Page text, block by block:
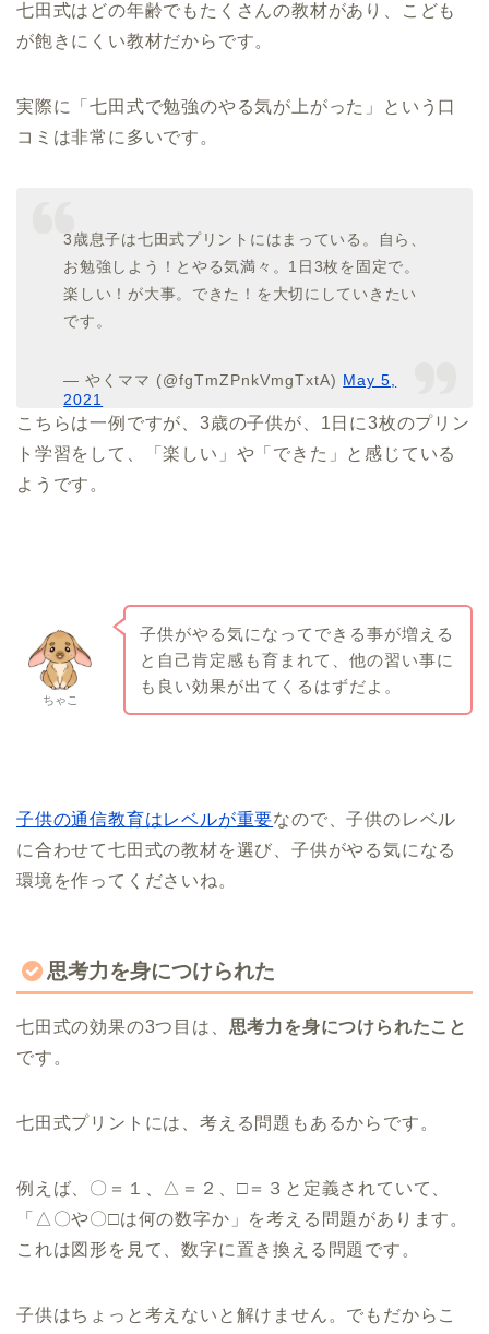
七田式はどの年齢でもたくさんの教材があり、こども
が飽きにくい教材だからです。
実際に「七田式で勉強のやる気が上がった」という口
コミは非常に多いです。
3歳息子は七田式プリントにはまっている。自ら、
お勉強しよう！とやる気満々。1日3枚を固定で。
楽しい！が大事。できた！を大切にしていきたい
です。
— やくママ (@fgTmZPnkVmgTxtA) May 5,
2021
こちらは一例ですが、3歳の子供が、1日に3枚のプリン
ト学習をして、「楽しい」や「できた」と感じている
ようです。
ちゃこ
子供がやる気になってできる事が増える
と自己肯定感も育まれて、他の習い事に
も良い効果が出てくるはずだよ。
子供の通信教育はレベルが重要なので、子供のレベル
に合わせて七田式の教材を選び、子供がやる気になる
環境を作ってくださいね。
思考力を身につけられた
七田式の効果の3つ目は、 思考力を身につけられたこと
です。
七田式プリントには、考える問題もあるからです。
例えば、〇＝１、△＝２、□＝３と定義されていて、
「△〇や〇□は何の数字か」を考える問題があります。
これは図形を見て、数字に置き換える問題です。
子供はちょっと考えないと解けません。でもだからこ